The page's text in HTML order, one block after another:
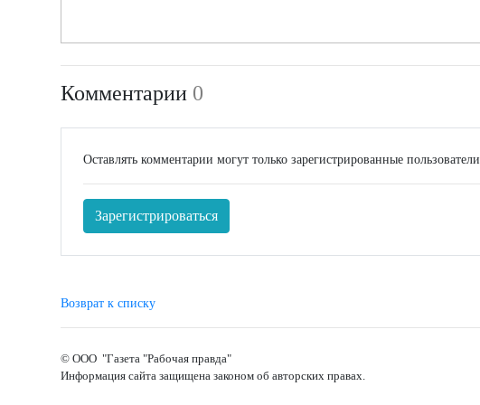
Комментарии 0
Оставлять комментарии могут только зарегистрированные пользователи.
Зарегистрироваться
Возврат к списку
© ООО "Газета "Рабочая правда"
Информация сайта защищена законом об авторских правах.